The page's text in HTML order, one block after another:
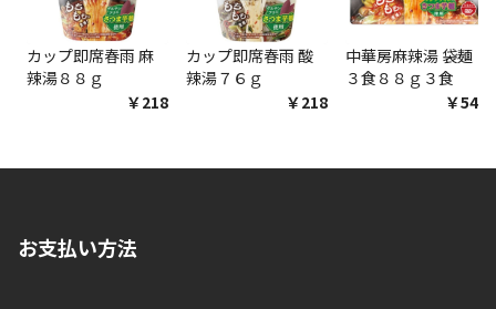
商品購入個数ごとに送料がかかる商品です
カップ即席春雨 麻
辣湯８８ｇ
￥218
カップ即席春雨 酸
辣湯７６ｇ
￥218
中華房麻辣湯 袋麺
３食８８ｇ３食
￥548
お支払い方法